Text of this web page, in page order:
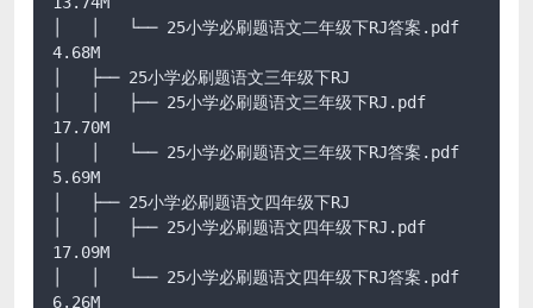
│   │   └── 25小学必刷题语文二年级下RJ答案.pdf
4.68M
│   ├── 25小学必刷题语文三年级下RJ
│   │   ├── 25小学必刷题语文三年级下RJ.pdf
17.70M
│   │   └── 25小学必刷题语文三年级下RJ答案.pdf
5.69M
│   ├── 25小学必刷题语文四年级下RJ
│   │   ├── 25小学必刷题语文四年级下RJ.pdf
17.09M
│   │   └── 25小学必刷题语文四年级下RJ答案.pdf
6.26M